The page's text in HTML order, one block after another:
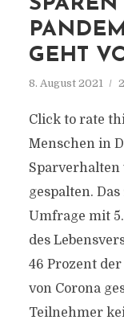
GEHT
8. August 2021
Click to rate
Menschen in
Sparverhalten
gespalten.
Umfrage mit
des
46 Prozent
von Corona
Teilnehmer